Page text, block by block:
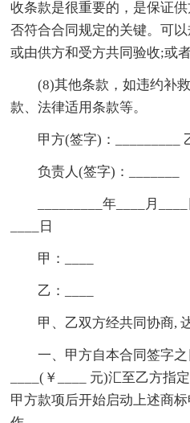
收条款是很重要的，是保证
否符合合同规定的关键。可
或由供方和受方共同验收;或
(8)其他条款，如违约补
款、法律适用条款等。
甲方(签字)：_________
负责人(签字)：_______
_________年____月
____日
甲：____
乙：____
甲、乙双方经共同协商,
一、甲方自本合同签字
____(￥____ 元)汇至乙方指
甲方款项后开始启动上述商